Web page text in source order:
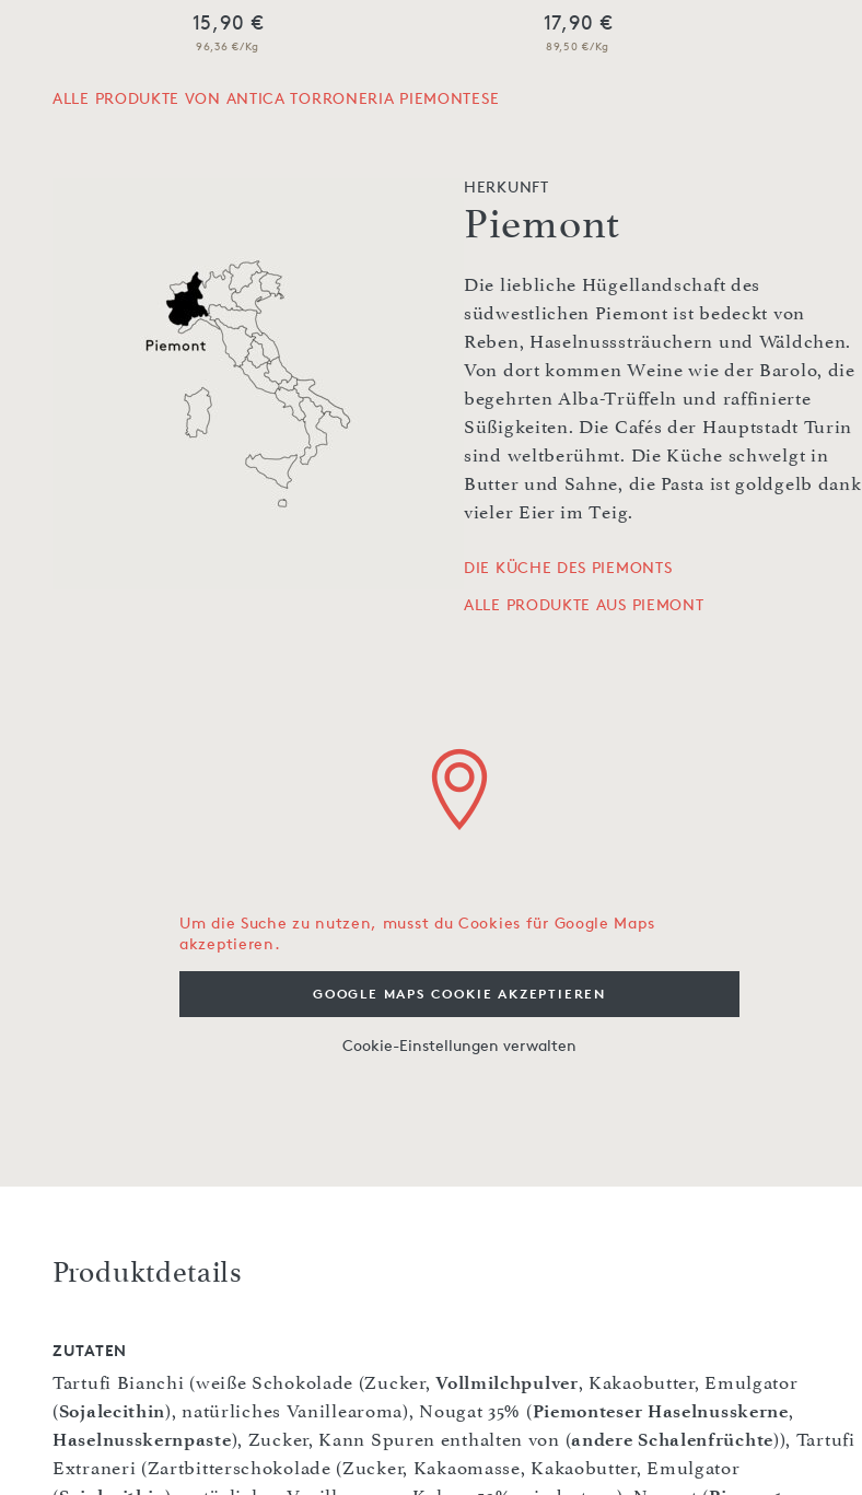
15,90 €
96,36 €/Kg
17,90 €
89,50 €/Kg
ALLE PRODUKTE VON ANTICA TORRONERIA PIEMONTESE
HERKUNFT
Piemont
Die liebliche Hügellandschaft des
südwestlichen Piemont ist bedeckt von
Reben, Haselnusssträuchern und Wäldchen.
Von dort kommen Weine wie der Barolo, die
begehrten Alba-Trüffeln und raffinierte
Süßigkeiten. Die Cafés der Hauptstadt Turin
sind weltberühmt. Die Küche schwelgt in
Butter und Sahne, die Pasta ist goldgelb dank
vieler Eier im Teig.
DIE KÜCHE DES PIEMONTS
ALLE PRODUKTE AUS PIEMONT
Um die Suche zu nutzen, musst du Cookies für Google Maps
akzeptieren.
GOOGLE MAPS COOKIE AKZEPTIEREN
Cookie-Einstellungen verwalten
Produktdetails
ZUTATEN
Tartufi Bianchi (weiße Schokolade (Zucker,Vollmilchpulver, Kakaobutter, Emulgator
(Sojalecithin), natürliches Vanillearoma), Nougat 35% (Piemonteser Haselnusskerne,
Haselnusskernpaste), Zucker, Kann Spuren enthalten von (andere Schalenfrüchte)), Tartufi
Extraneri (Zartbitterschokolade (Zucker, Kakaomasse, Kakaobutter, Emulgator